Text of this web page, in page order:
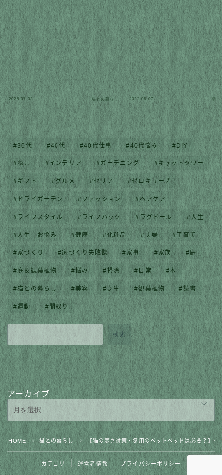
2025.07.03 猫との暮らし 2022.06.07 猫と
30代 40代 40代仕事 40代悩み DIY
ねこ インテリア ガーデニング キャットタワー
ギフト グルメ セリア ゼロキューブ
ドライガーデン ファッション ヘアケア
ライフスタイル ライフハック ラグドール 人生
人生 お悩み 健康 化粧品 夫婦 子育て
家づくり 家づくり失敗談 家事 家族 庭
庭＆観葉植物 悩み 掃除 日常 本
猫との暮らし 美容 芝生 観葉植物 読書
運動 間取り
検索
アーカイブ
HOME ＞ 猫との暮らし ＞ 【猫の寒さ対策・冬用のペットベッドは必要？】く
カテゴリ 運営者情報 プライバシーポリシー